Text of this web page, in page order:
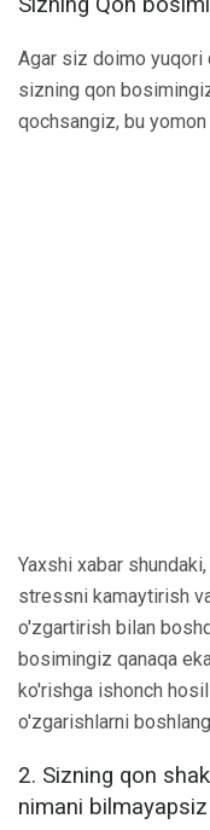
Agar siz doimo
sizning qon
qochsangiz, bu yomon
Yaxshi xabar
stressni kamaytirish
o'zgartirish bilan
bosimingiz qanaqa
ko'rishga ishonch
o'zgarishlarni
2. Sizning qon
nimani bilmayapsiz